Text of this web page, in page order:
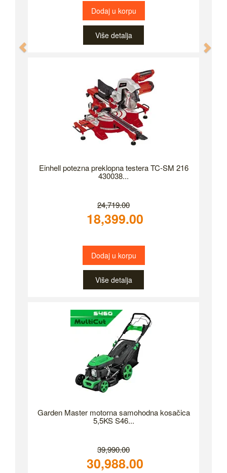
Dodaj u korpu
Više detalja
Einhell potezna preklopna testera TC-SM 216
430038...
24,719.00
18,399.00
Dodaj u korpu
Više detalja
Garden Master motorna samohodna kosačica
5,5KS S46...
39,990.00
30,988.00